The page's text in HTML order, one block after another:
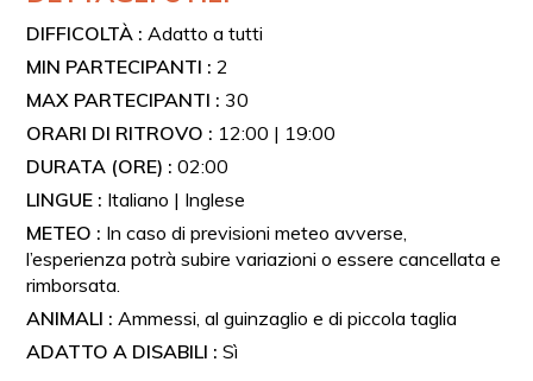
DIFFICOLTÀ : Adatto a tutti
MIN PARTECIPANTI :2
MAX PARTECIPANTI : 30
ORARI DI RITROVO : 12:00 | 19:00
DURATA (ORE) :02:00
LINGUE : Italiano | Inglese
METEO : In caso di previsioni meteo avverse,
l’esperienza potrà subire variazioni o essere cancellata e
rimborsata.
ANIMALI : Ammessi, al guinzaglio e di piccola taglia
ADATTO A DISABILI :Sì